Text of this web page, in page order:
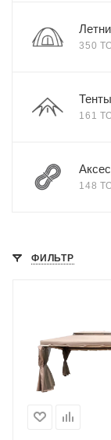
350
161
148
ФИЛЬТР